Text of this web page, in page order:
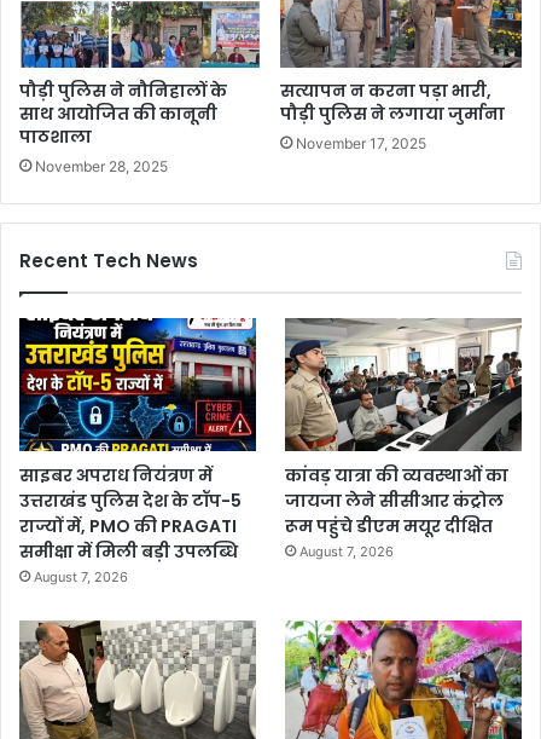
पौड़ी पुलिस ने नौनिहालों के
साथ आयोजित की कानूनी
पाठशाला
November 28, 2025
सत्यापन न करना पड़ा भारी,
पौड़ी पुलिस ने लगाया जुर्माना
November 17, 2025
Recent Tech News
साइबर अपराध नियंत्रण में
उत्तराखंड पुलिस देश के टॉप-5
राज्यों में, PMO की PRAGATI
समीक्षा में मिली बड़ी उपलब्धि
August 7, 2026
कांवड़ यात्रा की व्यवस्थाओं का
जायजा लेने सीसीआर कंट्रोल
रूम पहुंचे डीएम मयूर दीक्षित
August 7, 2026